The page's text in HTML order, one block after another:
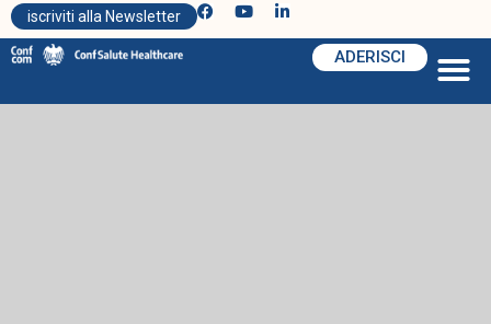
iscriviti alla Newsletter
ADERISCI